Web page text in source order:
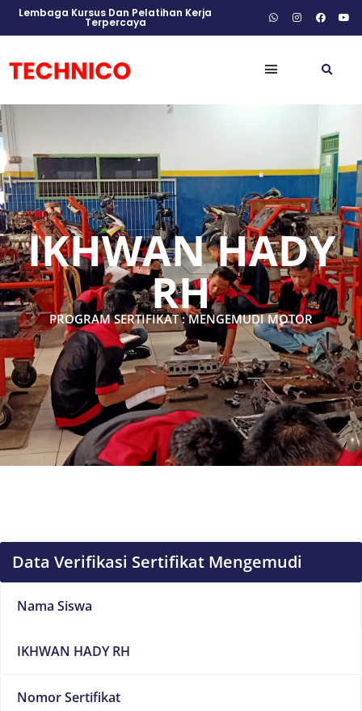
Lembaga Kursus Dan Pelatihan Kerja
Terpercaya
IKHWAN HADY
RH
PROGRAM SERTIFIKAT : MENGEMUDI MOTOR
Data Verifikasi Sertifikat Mengemudi
Nama Siswa
IKHWAN HADY RH
Nomor Sertifikat